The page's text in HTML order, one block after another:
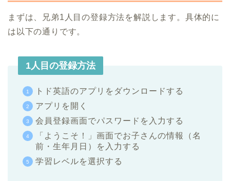
まずは、兄弟1人目の登録方法を解説します。具体的に
は以下の通りです。
1人目の登録方法
トド英語のアプリをダウンロードする
アプリを開く
会員登録画面でパスワードを入力する
「ようこそ！」画面でお子さんの情報（名
前・生年月日）を入力する
学習レベルを選択する